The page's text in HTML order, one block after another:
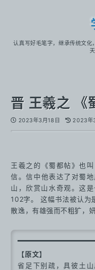
认真写好毛笔字，继承传统文化
晋 王羲之 《
2023年3月18日 2023年
王羲之的《蜀都帖》也
信。信中他表达了对蜀
山，欣赏山水奇观。这
102字。 这幅书法被认为
散逸，有雄强而不粗犷，
【原文】
省足下别疏，具彼土